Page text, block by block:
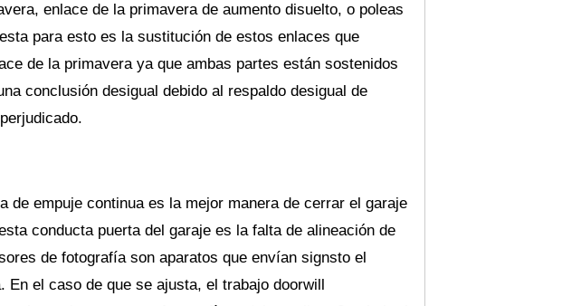
enlace de la primavera de aumento disuelto, o poleas
para esto es la sustitución de estos enlaces que
de la primavera ya que ambas partes están sostenidos
conclusión desigual debido al respaldo desigual de
de empuje continua es la mejor manera de cerrar el garaje
conducta puerta del garaje es la falta de alineación de
de fotografía son aparatos que envían signsto el
En el caso de que se ajusta, el trabajo doorwill